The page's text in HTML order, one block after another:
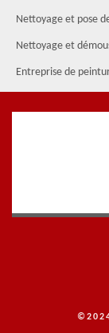
Nettoyage et pose
Nettoyage et
Entreprise de